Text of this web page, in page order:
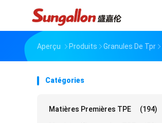
Aperçu Produits Granules De Tpr
Catégories
Matières Premières TPE (194)